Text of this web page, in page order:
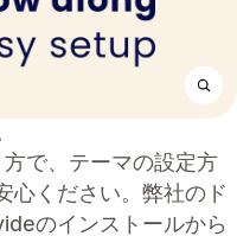
で、テーマの設定方
心ください。弊社のド
のインストールから